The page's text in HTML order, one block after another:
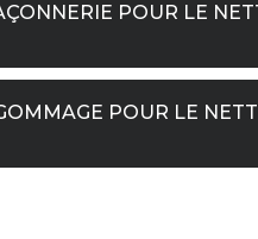
POUR LE
POUR LE